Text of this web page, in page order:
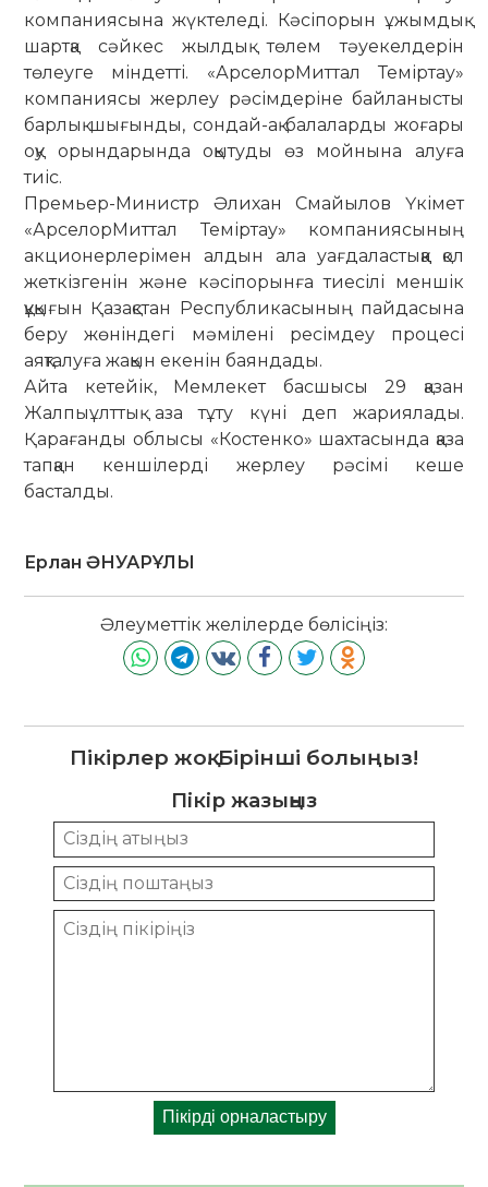
компаниясына жүктеледі. Кәсіпорын ұжымдық
шартқа сәйкес жылдық төлем тәуекелдерін
төлеуге міндетті. «АрселорМиттал Теміртау»
ком­паниясы жерлеу рәсімдеріне бай­ланысты
барлық шығынды, сон­дай-ақ балаларды жоғары
оқу орын­дарында оқытуды өз мойнына алуға
тиіс.
Премьер-Министр Әлихан Сма­йы­лов Үкімет
«АрселорМиттал Те­міртау» компаниясының
акцио­нер­лерімен алдын ала уағдалас­тыққа қол
жеткізгенін және кәсіпорынға тиесілі меншік
құқығын Қазақстан Республикасының пайдасына
беру жөніндегі мәмілені ресімдеу процесі
аяқталуға жақын екенін баяндады.
Айта кетейік, Мемлекет басшысы 29 қазан
Жалпыұлттық аза тұту күні деп жариялады.
Қарағанды облысы «Костенко» шахтасында қаза
тапқан кеншілерді жерлеу рәсімі кеше
басталды.
Ерлан ӘНУАРҰЛЫ
Әлеуметтік желілерде бөлісіңіз:
Пікірлер жоқ. Бірінші болыңыз!
Пікір жазыңыз